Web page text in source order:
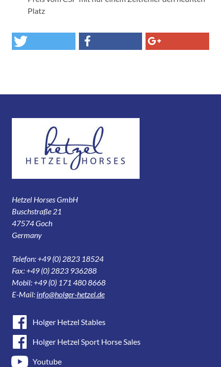
Platz
Hetzel Horses GmbH
Buschstraße 21
47574 Goch
Germany
Telefon: +49 (0) 2823 18524
Fax: +49 (0) 2823 936288
Mobil: +49 (0) 171 480 8668
E-Mail: info@holger-hetzel.de
Holger Hetzel Stables
Holger Hetzel Sport Horse Sales
Youtube